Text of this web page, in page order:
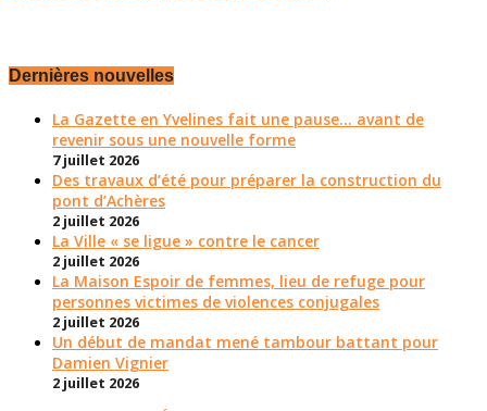
Dernières nouvelles
La Gazette en Yvelines fait une pause... avant de
revenir sous une nouvelle forme
7 juillet 2026
Des travaux d’été pour préparer la construction du
pont d’Achères
2 juillet 2026
La Ville « se ligue » contre le cancer
2 juillet 2026
La Maison Espoir de femmes, lieu de refuge pour
personnes victimes de violences conjugales
2 juillet 2026
Un début de mandat mené tambour battant pour
Damien Vignier
2 juillet 2026